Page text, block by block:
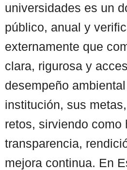
universidades es un
público, anual y
externamente que
clara, rigurosa y
desempeño
institución, sus
retos, sirviendo como
transparencia,
mejora continua. En